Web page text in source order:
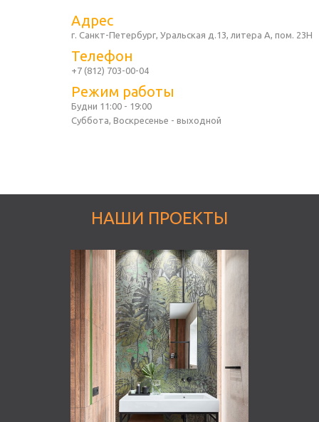
Адрес
г. Санкт-Петербург, Уральская д.13, литера А, пом. 23Н
Телефон
+7 (812) 703-00-04
Режим работы
Будни 11:00 - 19:00
Суббота, Воскресенье - выходной
НАШИ ПРОЕКТЫ